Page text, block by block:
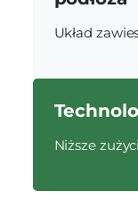
Układ
Niższe